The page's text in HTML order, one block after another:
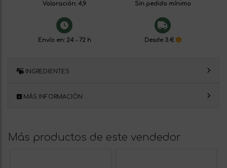
Valoración: 4,9 Sin pedido mínimo
Envío en: 24 - 72 h Desde 3 €
INGREDIENTES
MÁS INFORMACIÓN
Más productos de este vendedor